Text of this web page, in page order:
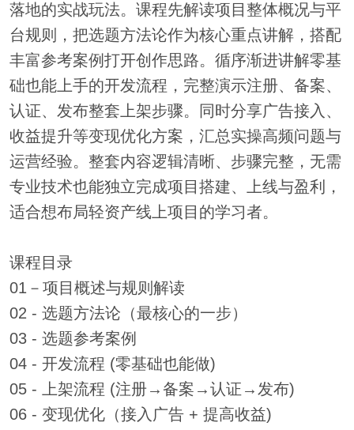
落地的实战玩法。课程先解读项目整体概况与平
台规则，把选题方法论作为核心重点讲解，搭配
丰富参考案例打开创作思路。循序渐进讲解零基
础也能上手的开发流程，完整演示注册、备案、
认证、发布整套上架步骤。同时分享广告接入、
收益提升等变现优化方案，汇总实操高频问题与
运营经验。整套内容逻辑清晰、步骤完整，无需
专业技术也能独立完成项目搭建、上线与盈利，
适合想布局轻资产线上项目的学习者。
课程目录
01－项目概述与规则解读
02 - 选题方法论（最核心的一步）
03 - 选题参考案例
04 - 开发流程 (零基础也能做)
05 - 上架流程 (注册→备案→认证→发布)
06 - 变现优化（接入广告 + 提高收益)